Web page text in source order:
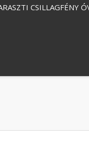
CSILLAGFÉNY